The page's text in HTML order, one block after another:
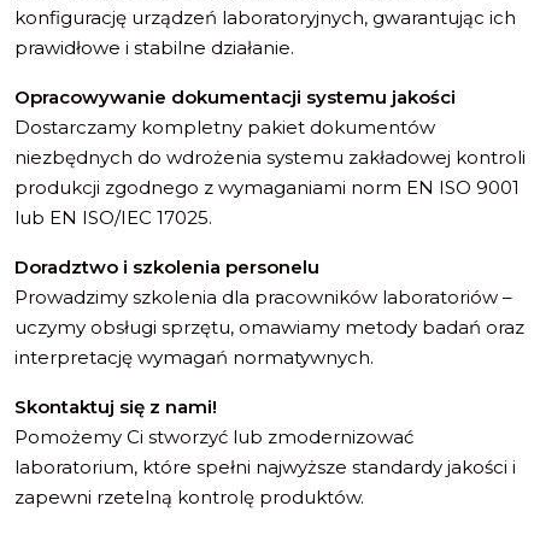
konfigurację urządzeń laboratoryjnych, gwarantując ich
prawidłowe i stabilne działanie.
Opracowywanie dokumentacji systemu jakości
Dostarczamy kompletny pakiet dokumentów
niezbędnych do wdrożenia systemu zakładowej kontroli
produkcji zgodnego z wymaganiami norm EN ISO 9001
lub EN ISO/IEC 17025.
Doradztwo i szkolenia personelu
Prowadzimy szkolenia dla pracowników laboratoriów –
uczymy obsługi sprzętu, omawiamy metody badań oraz
interpretację wymagań normatywnych.
Skontaktuj się z nami!
Pomożemy Ci stworzyć lub zmodernizować
laboratorium, które spełni najwyższe standardy jakości i
zapewni rzetelną kontrolę produktów.